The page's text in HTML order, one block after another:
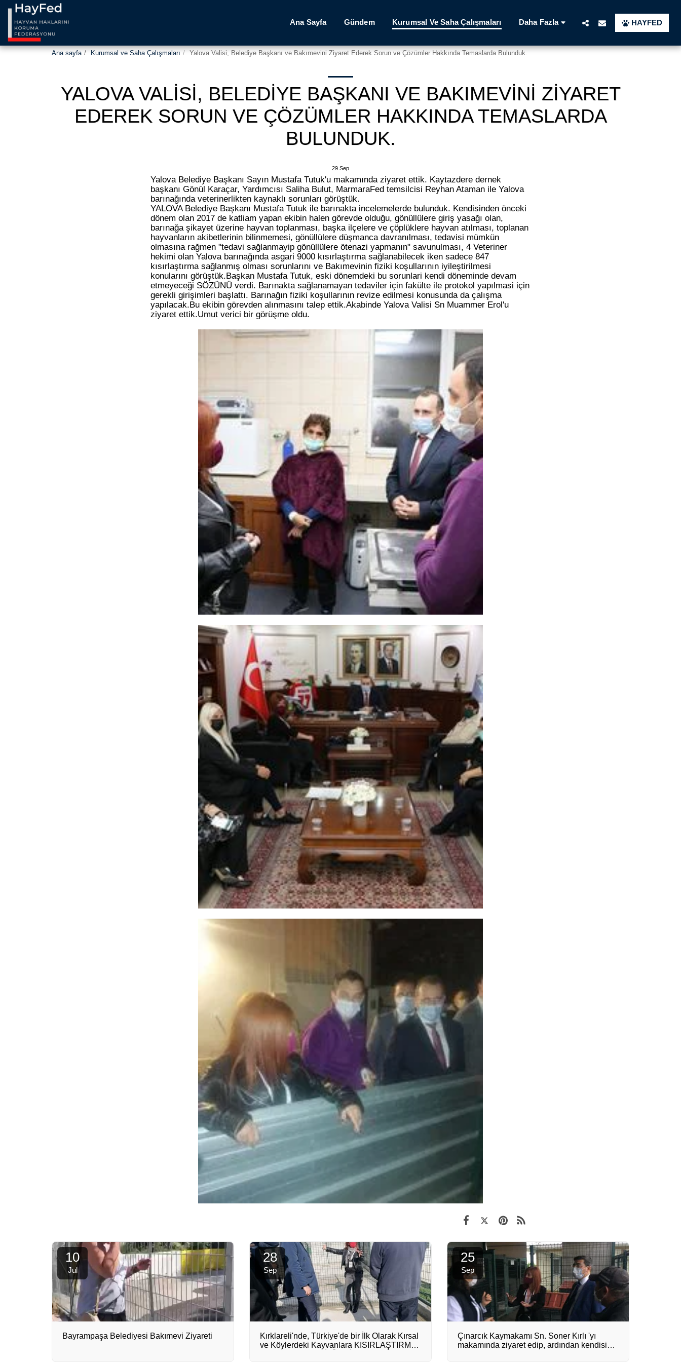
Ana Sayfa Gündem Kurumsal Ve Saha Çalışmaları Daha Fazla HAYFED
Ana sayfa Kurumsal ve Saha Çalışmaları Yalova Valisi, Belediye Başkanı ve Bakımevini Ziyaret Ederek Sorun ve Çözümler Hakkında Temaslarda Bulunduk.
YALOVA VALISI, BELEDIYE BAŞKANI VE BAKIMEVINI ZIYARET
EDEREK SORUN VE ÇÖZÜMLER HAKKINDA TEMASLARDA
BULUNDUK.
29 Sep
Yalova Belediye Başkanı Sayın Mustafa Tutuk'u makamında ziyaret ettik. Kaytazdere dernek
başkanı Gönül Karaçar, Yardımcısı Saliha Bulut, MarmaraFed temsilcisi Reyhan Ataman ile Yalova
barınağında veterinerlikten kaynaklı sorunları görüştük.
YALOVA Belediye Başkanı Mustafa Tutuk ile barınakta incelemelerde bulunduk. Kendisinden önceki
dönem olan 2017 de katliam yapan ekibin halen görevde olduğu, gönüllülere giriş yasağı olan,
barınağa şikayet üzerine hayvan toplanması, başka ilçelere ve çöplüklere hayvan atılması, toplanan
hayvanların akibetlerinin bilinmemesi, gönüllülere düşmanca davranılması, tedavisi mümkün
olmasına rağmen "tedavi sağlanmayip gönüllülere ötenazi yapmanın" savunulması, 4 Veteriner
hekimi olan Yalova barınağında asgari 9000 kısırlaştırma sağlanabilecek iken sadece 847
kısırlaştırma sağlanmış olması sorunlarını ve Bakımevinin fiziki koşullarının iyileştirilmesi
konularını görüştük.Başkan Mustafa Tutuk, eski dönemdeki bu sorunlari kendi döneminde devam
etmeyeceği SÖZÜNÜ verdi. Barınakta sağlanamayan tedaviler için fakülte ile protokol yapılmasi için
gerekli girişimleri başlattı. Barınağın fiziki koşullarının revize edilmesi konusunda da çalışma
yapılacak.Bu ekibin görevden alınmasını talep ettik.Akabinde Yalova Valisi Sn Muammer Erol'u
ziyaret ettik.Umut verici bir görüşme oldu.
10
Jul
Bayrampaşa Belediyesi Bakımevi Ziyareti
28
Sep
Kırklareli'nde, Türkiye'de bir İlk Olarak Kırsal
ve Köylerdeki Kayvanlara KISIRLAŞTIRMA
25
Sep
Çınarcık Kaymakamı Sn. Soner Kırlı 'yı
makamında ziyaret edip, ardından kendisiyle